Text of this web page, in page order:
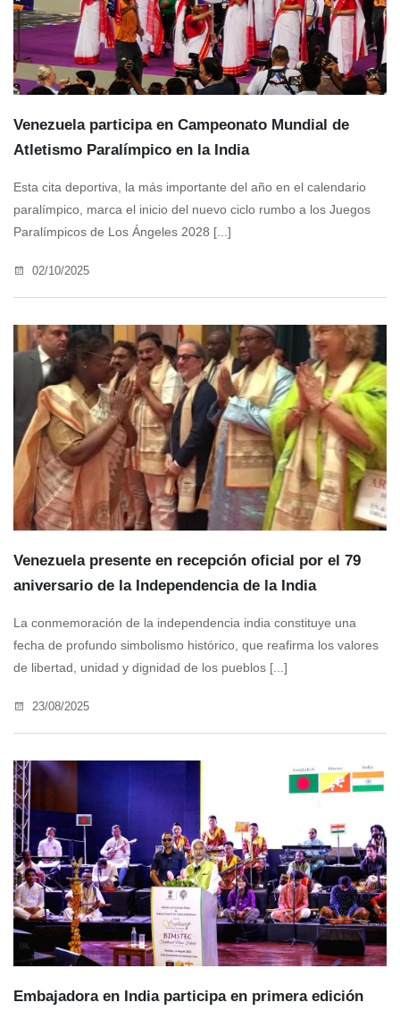
Venezuela participa en Campeonato Mundial de
Atletismo Paralímpico en la India
Esta cita deportiva, la más importante del año en el calendario
paralímpico, marca el inicio del nuevo ciclo rumbo a los Juegos
Paralímpicos de Los Ángeles 2028 [...]
02/10/2025
Venezuela presente en recepción oficial por el 79
aniversario de la Independencia de la India
La conmemoración de la independencia india constituye una
fecha de profundo simbolismo histórico, que reafirma los valores
de libertad, unidad y dignidad de los pueblos [...]
23/08/2025
Embajadora en India participa en primera edición